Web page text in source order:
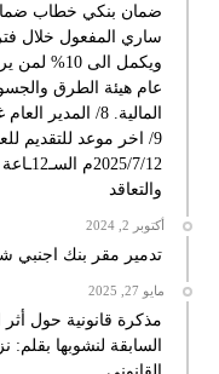
ضمان بنكي خطاب
ساري المفعول خلال
ويكمل الى
المالية. 8/
9/ اخر موعد للتقديم
2025/
والتعاقد
أكتوبر 2, 2024
تدمير مقر بنك اجنبي
مايو 27, 2025
مذكرة قانونية حول
السابقة لنشوبها